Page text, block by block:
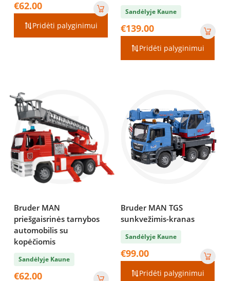
€62.00
Pridėti palyginimui
Sandėlyje Kaune
€139.00
Pridėti palyginimui
Bruder MAN
priešgaisrinės tarnybos
automobilis su
kopėčiomis
Sandėlyje Kaune
€62.00
Bruder MAN TGS
sunkvežimis-kranas
Sandėlyje Kaune
€99.00
Pridėti palyginimui